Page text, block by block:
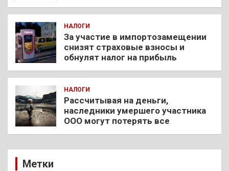
НАЛОГИ
За участие в импортозамещении
снизят страховые взносы и
обнулят налог на прибыль
НАЛОГИ
Рассчитывая на деньги,
наследники умершего участника
ООО могут потерять все
Метки